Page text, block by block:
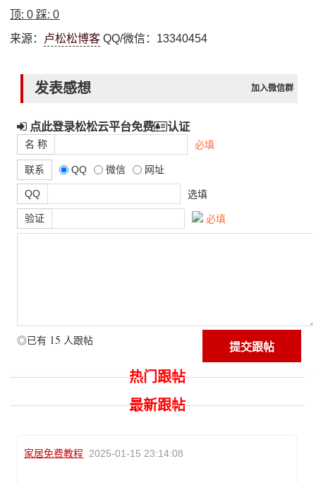
顶:0 踩:0
来源： 卢松松博客 QQ/微信：13340454
发表感想 加入微信群
点此登录松松云平台免费 认证
名 称 必填
联系 QQ 微信 网址
QQ 选填
验证 必填
◎已有 15 人跟帖
热门跟帖
最新跟帖
家居免费教程 2025-01-15 23:14:08